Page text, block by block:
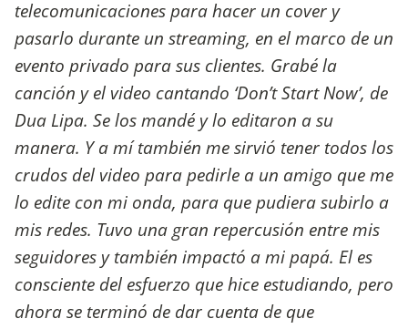
telecomunicaciones para hacer un cover y
pasarlo durante un streaming, en el marco de un
evento privado para sus clientes. Grabé la
canción y el video cantando ‘Don’t Start Now’, de
Dua Lipa. Se los mandé y lo editaron a su
manera. Y a mí también me sirvió tener todos los
crudos del video para pedirle a un amigo que me
lo edite con mi onda, para que pudiera subirlo a
mis redes. Tuvo una gran repercusión entre mis
seguidores y también impactó a mi papá. El es
consciente del esfuerzo que hice estudiando, pero
ahora se terminó de dar cuenta de que